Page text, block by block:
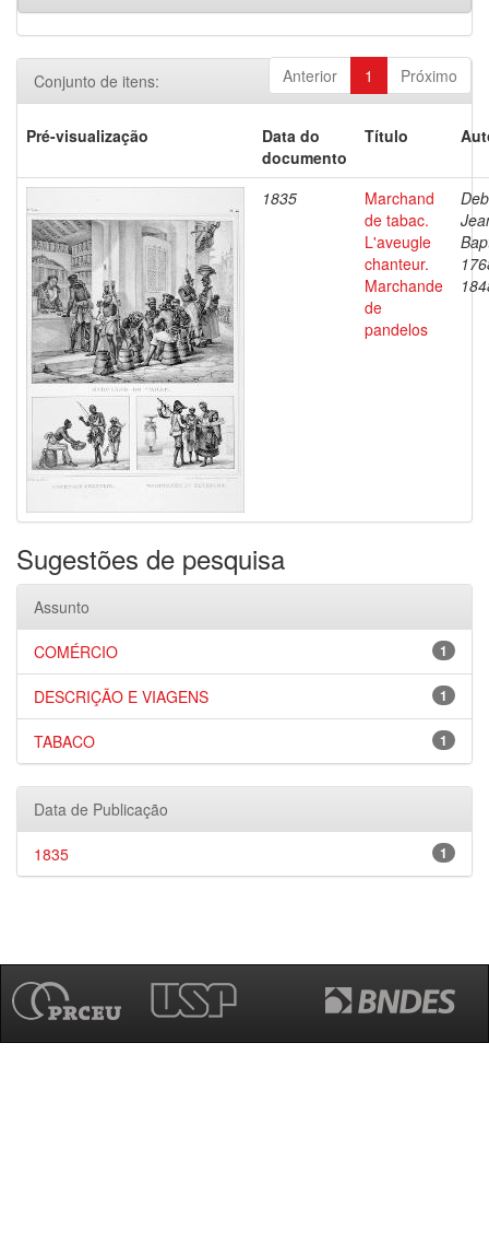
Anterior 1 Próximo
Conjunto de itens:
Pré-visualização
Data do
documento
Título
1835
Marchand
de tabac.
L'aveugle
chanteur.
Marchande
de
pandelos
Sugestões de pesquisa
Assunto
1
COMÉRCIO
1
DESCRIÇÃO E VIAGENS
1
TABACO
Data de Publicação
1
1835